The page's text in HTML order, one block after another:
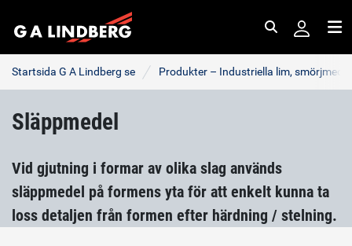
Startsida G A Lindberg se Produkter – Industriella lim,
Släppmedel
Vid gjutning i formar av olika slag används
släppmedel på formens yta för att enkelt kunna ta
loss detaljen från formen efter härdning / stelning.